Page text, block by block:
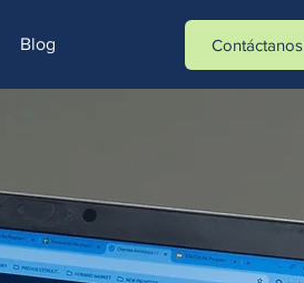
Blog Contáctanos